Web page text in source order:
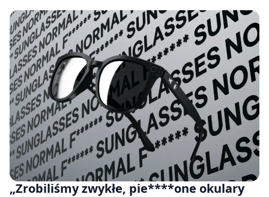
„Zrobiliśmy zwykłe, pie****one okulary